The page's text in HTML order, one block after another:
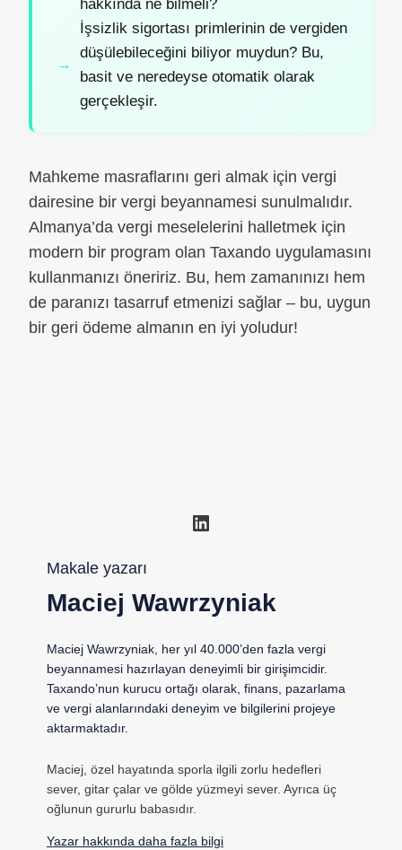
İşsizlik sigortası primlerinin de vergiden
düşülebileceğini biliyor muydun? Bu,
basit ve neredeyse otomatik olarak
gerçekleşir.
Mahkeme masraflarını geri almak için vergi
dairesine bir vergi beyannamesi sunulmalıdır.
Almanya’da vergi meselelerini halletmek için
modern bir program olan Taxando uygulamasını
kullanmanızı öneririz. Bu, hem zamanınızı hem
de paranızı tasarruf etmenizi sağlar – bu, uygun
bir geri ödeme almanın en iyi yoludur!
LinkedIn
Makale yazarı
Maciej Wawrzyniak
Maciej Wawrzyniak, her yıl 40.000’den fazla vergi
beyannamesi hazırlayan deneyimli bir girişimcidir.
Taxando’nun kurucu ortağı olarak, finans, pazarlama
ve vergi alanlarındaki deneyim ve bilgilerini projeye
aktarmaktadır.
Maciej, özel hayatında sporla ilgili zorlu hedefleri
sever, gitar çalar ve gölde yüzmeyi sever. Ayrıca üç
oğlunun gururlu babasıdır.
Yazar hakkında daha fazla bilgi